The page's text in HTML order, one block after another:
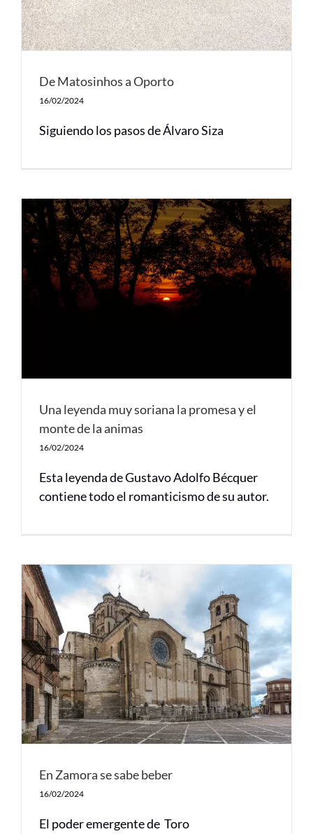
De Matosinhos a Oporto
16/02/2024
Siguiendo los pasos de Álvaro Siza
Una leyenda muy soriana la promesa y el
monte de la animas
16/02/2024
Esta leyenda de Gustavo Adolfo Bécquer
contiene todo el romanticismo de su autor.
En Zamora se sabe beber
16/02/2024
El poder emergente de Toro